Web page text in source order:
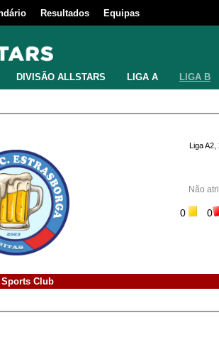
Resultados Equipas
DIVISÃO ALLSTARS LIGA A LIGA B
Liga A2,
Não
0 0
Sports Club